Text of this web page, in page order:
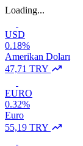
Loading...
USD
0.18%
Amerikan Doları
47,71 TRY
EURO
0.32%
Euro
55,19 TRY